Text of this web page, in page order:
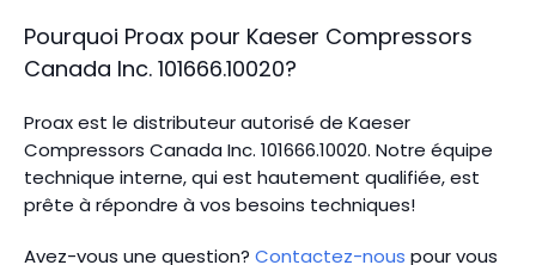
Pourquoi Proax pour Kaeser Compressors
Canada Inc. 101666.10020?
Proax est le distributeur autorisé de Kaeser
Compressors Canada Inc. 101666.10020. Notre équipe
technique interne, qui est hautement qualifiée, est
prête à répondre à vos besoins techniques!
Avez-vous une question? Contactez-nous pour vous